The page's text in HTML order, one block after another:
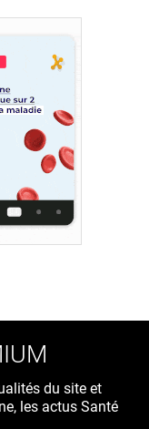
du site et
les actus Santé